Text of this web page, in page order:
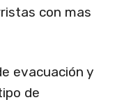
con mas
evacuación y
de